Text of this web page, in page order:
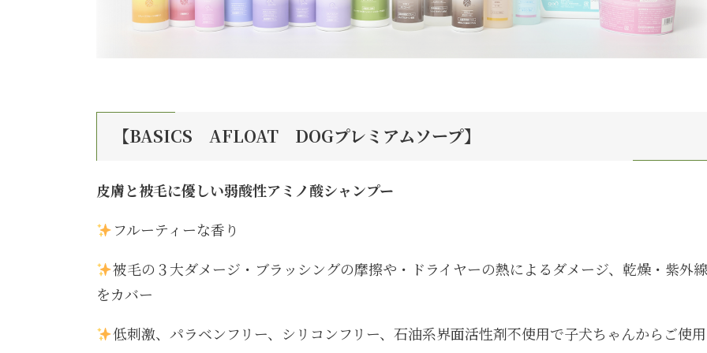
【BASICS AFLOAT DOGプレミアムソープ】
皮膚と被毛に優しい弱酸性アミノ酸シャンプー
フルーティーな香り
被毛の３大ダメージ・ブラッシングの摩擦や・ドライヤーの熱によるダメージ、乾燥・紫外線
をカバー
低刺激、パラベンフリー、シリコンフリー、石油系界面活性剤不使用で子犬ちゃんからご使用